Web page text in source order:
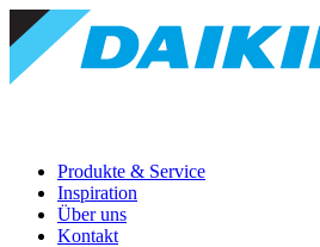
Produkte & Service
Inspiration
Über uns
Kontakt